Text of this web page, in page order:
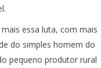
essa luta, com mais
do simples homem do
pequeno produtor rural